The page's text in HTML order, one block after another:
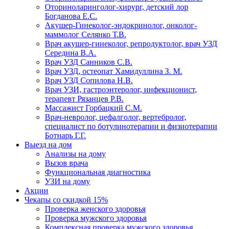
Оториноларинголог-хирург, детский лор
Богданова Е.С.
Акушер-Гинеколог-эндокринолог, онколог-
маммолог Селянко Т.В.
Врач акушер-гинеколог, репродуктолог, врач УЗД
Середина В.А.
Врач УЗД Санников С.В.
Врач УЗД, остеопат Хамидуллина З. М.
Врач УЗД Сопилова Н.В.
Врач УЗИ, гастроэнтеролог, инфекционист,
терапевт Рязанцев Р.В.
Массажист Горбацкий С.М.
Врач-невролог, цефалголог, вертебролог,
специалист по ботулинотерапии и физиотерапии
Ботнарь Г.Г.
Выезд на дом
Анализы на дому
Вызов врача
Функциональная диагностика
УЗИ на дому
Акции
Чекапы со скидкой 15%
Проверка женского здоровья
Проверка мужского здоровья
Комплексная проверка мужского здоровья